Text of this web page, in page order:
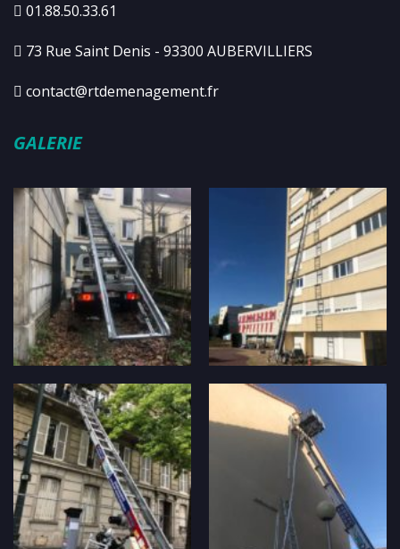
01.88.50.33.61
73 Rue Saint Denis - 93300 AUBERVILLIERS
contact@rtdemenagement.fr
GALERIE